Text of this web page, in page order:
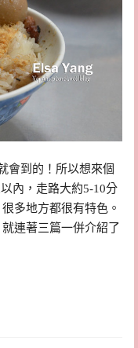
會到的！所以想來個
內，走路大約5-10分
多地方都很有特色。
連著三篇一併介紹了